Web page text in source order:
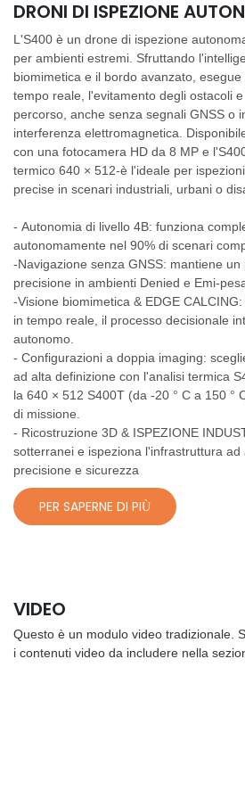
DRONI DI ISPEZIONE
L'S400 è un drone di ispezione
per ambienti estremi. Sfruttando
biomimetica e il bordo avanzato,
tempo reale, l'evitamento degli ostacoli
percorso, anche senza segnali GNSS o
interferenza elettromagnetica.
con una fotocamera HD da 8 MP e
termico 640 × 512-è l'ideale per
precise in scenari industriali, urbani o
- Autonomia di livello 4B: funziona
autonomamente nel 90% di scenari
-Navigazione senza GNSS: mantiene
precisione in ambienti Denied e Emi-
-Visione biomimetica & EDGE
in tempo reale, il processo decisionale
autonomo.
- Configurazioni a doppia imaging:
ad alta definizione con l'analisi termica
la 640 × 512 S400T (da -20 ° C a 150 °
di missione.
- Ricostruzione 3D & ISPEZIONE
sotterranei e ispeziona l'infrastruttura ad
precisione e sicurezza
PER SAPERNE DI PIÙ
VIDEO
Questo è un modulo video tradizionale.
i contenuti video da includere nella